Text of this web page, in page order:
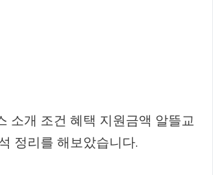
소개 조건 혜택 지원금액 알뜰교
정리를 해보았습니다.